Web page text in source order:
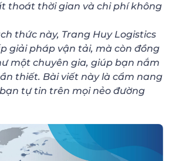
thoát thời gian và chi phí không
thức này, Trang Huy Logistics
giải pháp vận tải, mà còn đồng
một chuyên gia, giúp bạn nắm
thiết. Bài viết này là cẩm nang
tự tin trên mọi nẻo đường